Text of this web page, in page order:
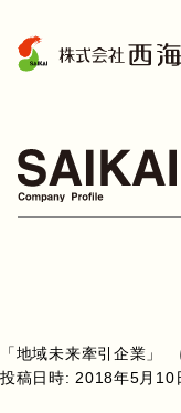
「地域未来牽引企業」
投稿日時: 2018年5月10